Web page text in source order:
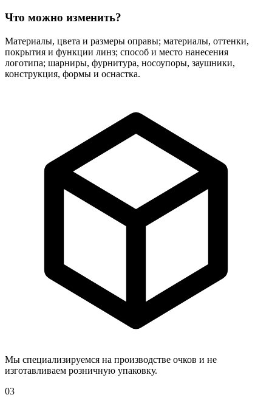
Что можно изменить?
Материалы, цвета и размеры оправы; материалы, оттенки,
покрытия и функции линз; способ и место нанесения
логотипа; шарниры, фурнитура, носоупоры, заушники,
конструкция, формы и оснастка.
Мы специализируемся на производстве очков и не
изготавливаем розничную упаковку.
03